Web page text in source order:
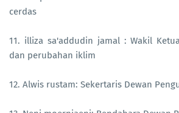
cerdas
11. illiza sa'addudin jamal : Wakil
dan perubahan iklim
12. Alwis rustam: Sekertaris Dewan